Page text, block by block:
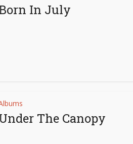
In July
The Canopy